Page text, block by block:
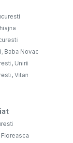
Baba Novac
Unirii
Vitan